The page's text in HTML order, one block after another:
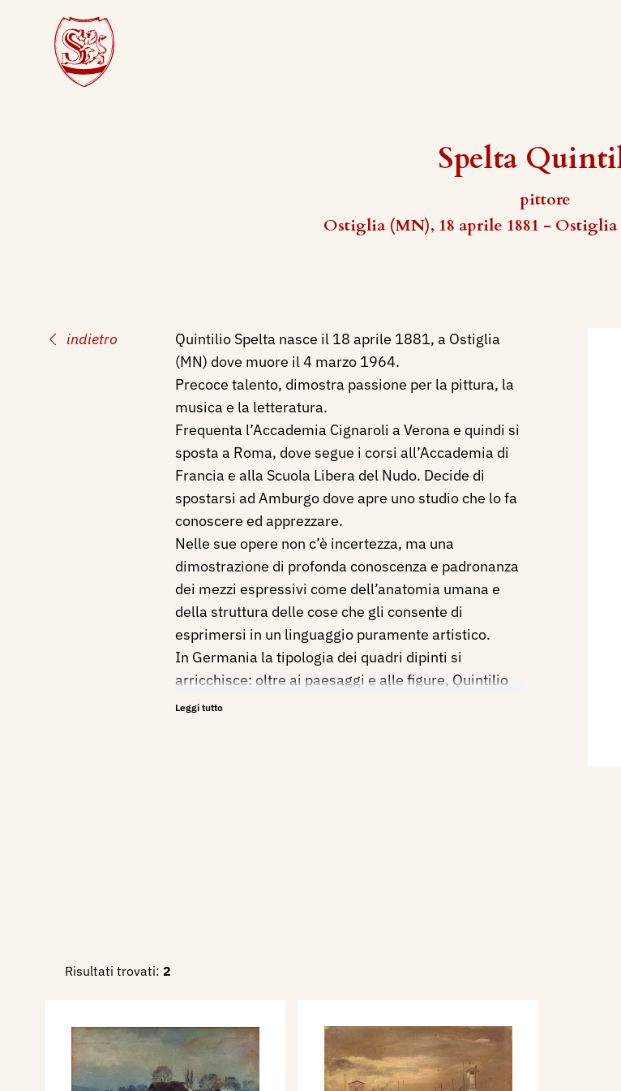
Spelta
pittore
Ostiglia (MN), 18 aprile 1881 - Ostiglia
indietro
Quintilio Spelta nasce il 18 aprile 1881, a Ostiglia
(MN) dove muore il 4 marzo 1964.
Precoce talento, dimostra passione per la pittura, la
musica e la letteratura.
Frequenta l’Accademia Cignaroli a Verona e quindi si
sposta a Roma, dove segue i corsi all’Accademia di
Francia e alla Scuola Libera del Nudo. Decide di
spostarsi ad Amburgo dove apre uno studio che lo fa
conoscere ed apprezzare.
Nelle sue opere non c’è incertezza, ma una
dimostrazione di profonda conoscenza e padronanza
dei mezzi espressivi come dell’anatomia umana e
della struttura delle cose che gli consente di
esprimersi in un linguaggio puramente artistico.
In Germania la tipologia dei quadri dipinti si
arricchisce: oltre ai paesaggi e alle figure, Quintilio
Spelta inserisce le allegorie che a lungo lo
della I Guerra Mondiale, il terzo periodo dalla fine
della Prima allo scoppio della Seconda Guerra
Leggi tutto
Risultati trovati: 2